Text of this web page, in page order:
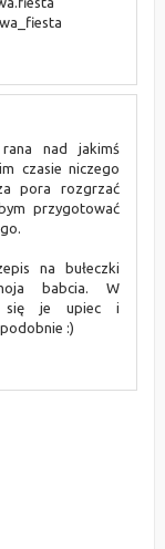
nad jakimś
czasie niczego
pora rozgrzać
przygotować
na bułeczki
babcia. W
się je upiec i
:)